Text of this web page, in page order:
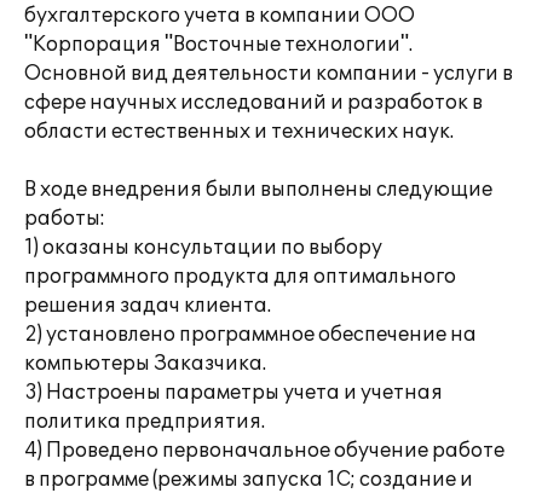
бухгалтерского учета в компании ООО
"Корпорация "Восточные технологии".
Основной вид деятельности компании - услуги в
сфере научных исследований и разработок в
области естественных и технических наук.
В ходе внедрения были выполнены следующие
работы:
1) оказаны консультации по выбору
программного продукта для оптимального
решения задач клиента.
2) установлено программное обеспечение на
компьютеры Заказчика.
3) Настроены параметры учета и учетная
политика предприятия.
4) Проведено первоначальное обучение работе
в программе (режимы запуска 1С; создание и